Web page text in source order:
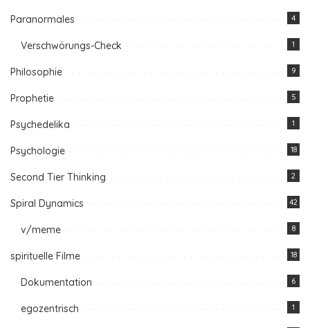
Paranormales 4
Verschwörungs-Check 1
Philosophie 9
Prophetie 5
Psychedelika 1
Psychologie 18
Second Tier Thinking 2
Spiral Dynamics 42
v/meme 8
spirituelle Filme 18
Dokumentation 6
egozentrisch 1